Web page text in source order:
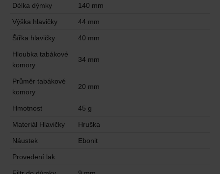
Délka dýmky 140 mm
Výška hlavičky 44 mm
Šířka hlavičky 40 mm
Hloubka tabákové
komory
34 mm
Průměr tabákové
komory
20 mm
Hmotnost 45 g
Materiál Hlavičky Hruška
Náustek Ebonit
Provedení lak